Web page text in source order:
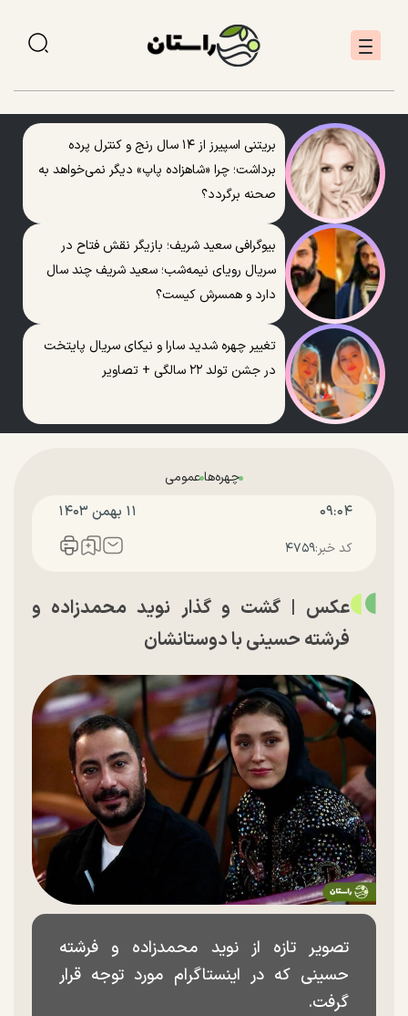
بریتنی اسپیرز از ۱۴ سال رنج و کنترل پرده
برداشت؛ چرا «شاهزاده پاپ» دیگر نمی‌خواهد به
صحنه برگردد؟
بیوگرافی سعید شریف؛ بازیگر نقش فتاح در
سریال رویای نیمه‌شب؛ سعید شریف چند سال
دارد و همسرش کیست؟
تغییر چهره شدید سارا و نیکای سریال پایتخت
در جشن تولد ۲۲ سالگی + تصاویر
چهره‌هاعمومی
۰۹:۰۴ ۱۱ بهمن ۱۴۰۳
کد خبر:۴۷۵۹
عکس | گشت و گذار نوید محمدزاده و
فرشته حسینی با دوستانشان
تصویر تازه از نوید محمدزاده و فرشته
حسینی که در اینستاگرام مورد توجه قرار
گرفت.